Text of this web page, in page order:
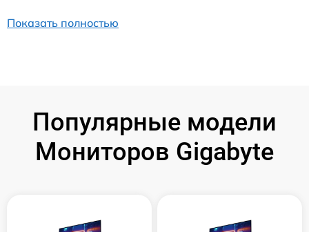
Показать полностью
Популярные модели
Мониторов Gigabyte